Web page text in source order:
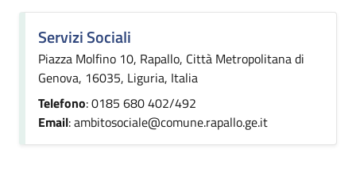
Servizi Sociali
Piazza Molfino 10, Rapallo, Città Metropolitana di
Genova, 16035, Liguria, Italia
Telefono: 0185 680 402/492
Email: ambitosociale@comune.rapallo.ge.it